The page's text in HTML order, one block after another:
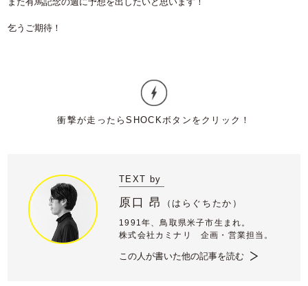
乞うご期待！
TEXT by
原口 昂 （ はらぐちたか）
1991年、鳥取県米子市生まれ。
株式会社カミナリ 企画・営業担当。
この人が書いた他の記事を読む